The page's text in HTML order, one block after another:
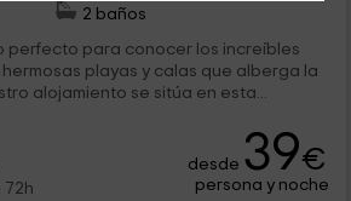
2 baños
perfecto para conocer los increíbles
playas y calas que alberga la
alojamiento se sitúa en esta...
72h
desde 39€
persona y noche